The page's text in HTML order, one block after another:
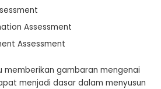
Assessment
Assessment
memberikan gambaran mengenai
menjadi dasar dalam menyusun